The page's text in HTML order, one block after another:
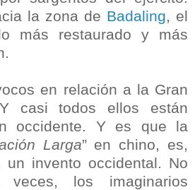
la zona de Badaling, el
más restaurado y más
en relación a la Gran
casi todos ellos están
occidente. Y es que la
Larga” en chino, es,
un invento occidental. No
los imaginarios